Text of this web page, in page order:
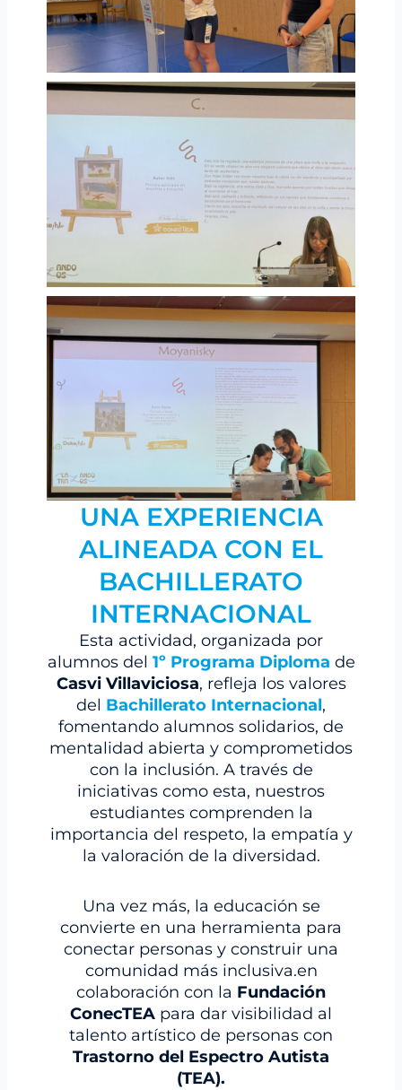
UNA EXPERIENCIA
ALINEADA CON EL
BACHILLERATO
INTERNACIONAL
Esta actividad, organizada por
alumnos del 1º Programa Diploma de
Casvi Villaviciosa, refleja los valores
del Bachillerato Internacional,
fomentando alumnos solidarios, de
mentalidad abierta y comprometidos
con la inclusión. A través de
iniciativas como esta, nuestros
estudiantes comprenden la
importancia del respeto, la empatía y
la valoración de la diversidad.
Una vez más, la educación se
convierte en una herramienta para
conectar personas y construir una
comunidad más inclusiva.en
colaboración con la Fundación
ConecTEA para dar visibilidad al
talento artístico de personas con
Trastorno del Espectro Autista
(TEA).